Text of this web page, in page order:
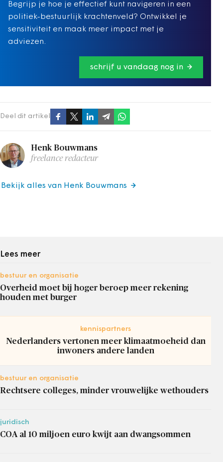
Begrijp je hoe je effectief kunt navigeren in een
politiek-bestuurlijk krachtenveld? Ontwikkel je
sensitiviteit en maak meer impact met je
adviezen.
schrijf u vandaag nog in
Deel dit artikel
Henk Bouwmans
freelance redacteur
Bekijk alles van Henk Bouwmans
Lees meer
bestuur en organisatie
Overheid moet bij hoger beroep meer rekening
houden met burger
kennispartners
Nederlanders vertonen meer klimaatmoeheid dan
inwoners andere landen
bestuur en organisatie
Rechtsere colleges, minder vrouwelijke wethouders
juridisch
COA al 10 miljoen euro kwijt aan dwangsommen